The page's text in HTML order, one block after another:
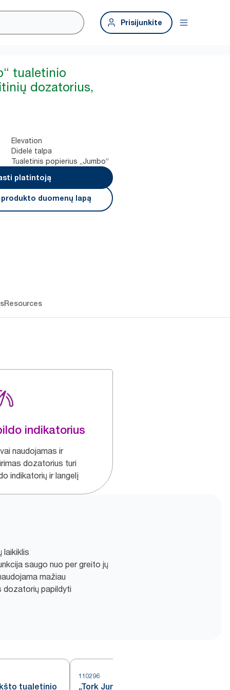
Prisijunkite
tualetinio
dozatorius,
Elevation
Didelė talpa
Tualetinis popierius „Jumbo“
platintoją
duomenų lapą
Resources
indikatorius
naudojamas ir
dozatorius turi
indikatorių ir langelį
laikiklis
saugo nuo per greito jų
mažiau
dozatorių papildyti
tualetinio
110296
„Tork Jumbo“ natūralios baltos